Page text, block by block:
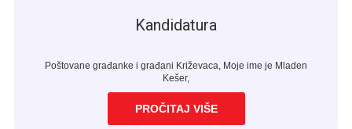
Kandidatura
Poštovane građanke i građani Križevaca, Moje ime je Mladen
Kešer,
PROČITAJ VIŠE